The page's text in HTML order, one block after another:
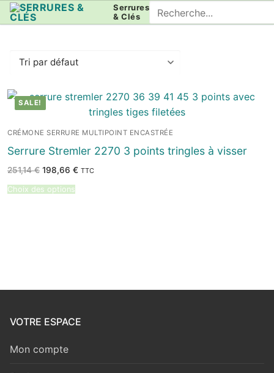
Aller
au
Serrures
& Clés
Rechercher
:
SALE!
CRÉMONE SERRURE MULTIPOINT ENCASTRÉE
Serrure Stremler 2270 3 points tringles à visser
251,14€ Le
initial
était :
198,66 €Le
TTC
Choix des options
VOTRE ESPACE
Mon compte